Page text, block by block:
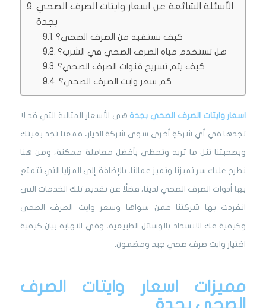
الأسئلة الشائعة عن اسعار وايتات الصرف الصحي
بجدة
كيف نستفيد من الصرف الصحي؟
هل تستخدم مياه الصرف الصحي في الشرب؟
كيف يتم تسريح قنوات الصرف الصحي؟
كم سعر وايت الصرف الصحي؟
اسعار وايتات الصرف الصحي بجدة هي الأسعار المثالية التي قد لا
تجدها في أي شركةٍ أخرى سوى شركة الديار، فمعنا تجد بغيتك
وبصحبتنا تنل ما تريد وتحظى بأفضل معاملة ممكنة، ومن هنا
نطرح عليك سر تميزنا وتميز عمالنا، بالإضافة إلى المزايا التي تتمتع
بها أدوات الصرف الصحي لدينا، فضلًا عن تقديم تلك الخدمات التي
انفردت بها شركتنا عمن سواها وسعر وايت الصرف الصحي
وكيفية فك الانسداد بالوسائل الطبيعية، وفي النهاية بيان كيفية
اختيار وايت صرف صحي جيد ومضمون.
مميزات اسعار وايتات الصرف